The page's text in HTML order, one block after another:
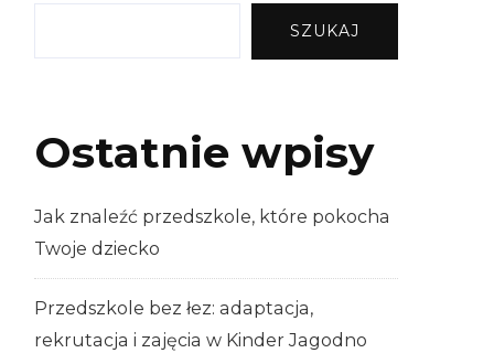
SZUKAJ
Ostatnie wpisy
Jak znaleźć przedszkole, które pokocha
Twoje dziecko
Przedszkole bez łez: adaptacja,
rekrutacja i zajęcia w Kinder Jagodno